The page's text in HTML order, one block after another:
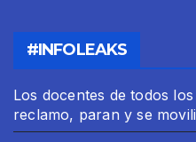
#INFOLEAKS
Los docentes de todos
reclamo, paran y se